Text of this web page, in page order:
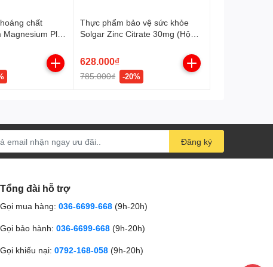
chất
Plus
Thực phẩm bảo vệ sức khỏe
Solgar Zinc Citrate 30mg (Hộp
628.000₫
785.000₫ -20%
Đăng ký
Tổng đài hỗ trợ
Gọi mua hàng: 036-6699-668 (9h-20h)
Gọi bảo hành: 036-6699-668 (9h-20h)
Gọi khiếu nại: 0792-168-058 (9h-20h)